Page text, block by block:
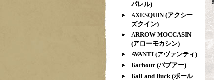
パレル)
AXESQUIN (アクシー
ズクイン)
ARROW MOCCASIN
(アローモカシン)
AVANTI (アヴァンティ)
Barbour (バブアー)
Ball and Buck (ボール